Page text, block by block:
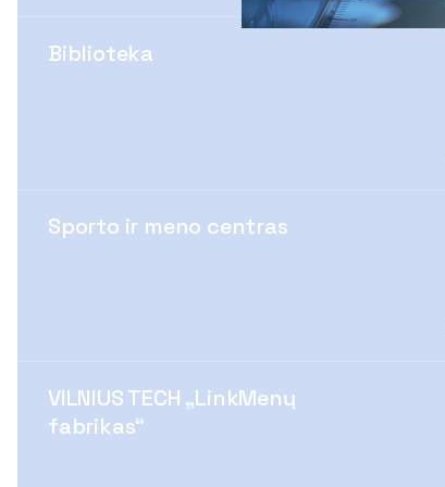
Biblioteka
Sporto ir meno centras
VILNIUS TECH „LinkMenų
fabrikas“